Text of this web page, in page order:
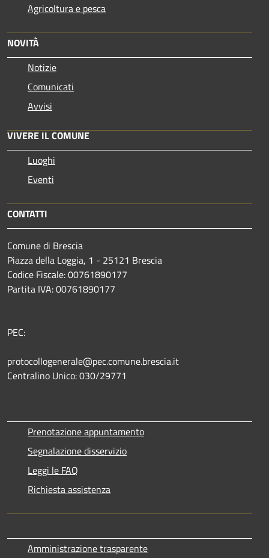
Agricoltura e pesca
NOVITÀ
Notizie
Comunicati
Avvisi
VIVERE IL COMUNE
Luoghi
Eventi
CONTATTI
Comune di Brescia
Piazza della Loggia, 1 - 25121 Brescia
Codice Fiscale: 00761890177
Partita IVA: 00761890177
PEC:
protocollogenerale@pec.comune.brescia.it
Centralino Unico: 030/29771
Prenotazione appuntamento
Segnalazione disservizio
Leggi le FAQ
Richiesta assistenza
Amministrazione trasparente